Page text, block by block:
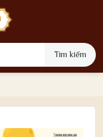
Tìm kiếm